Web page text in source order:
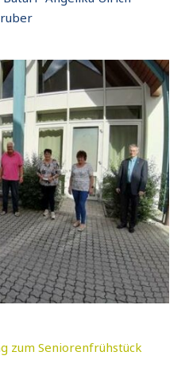
zum Seniorenfrühstück